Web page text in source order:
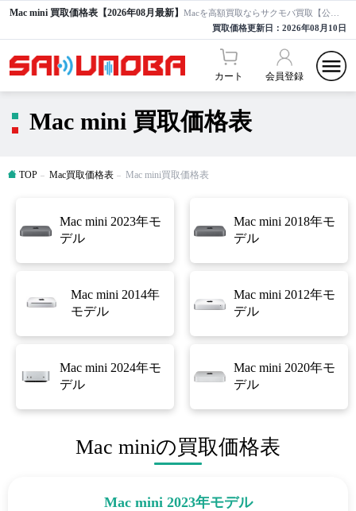
Mac mini 買取価格表【2026年08月最新】
買取価格更新日： 2026年08月10日
カート 会員登録
Mac mini 買取価格表
TOP Mac買取価格表 Mac mini買取価格表
Mac mini 2023年モ
デル
Mac mini 2018年モ
デル
Mac mini 2014年
モデル
Mac mini 2012年モ
デル
Mac mini 2024年モ
デル
Mac mini 2020年モ
デル
Mac miniの買取価格表
Mac mini 2023年モデル